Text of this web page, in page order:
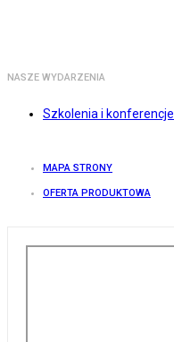
NASZE WYDARZENIA
Szkolenia i konferencje
MAPA STRONY
OFERTA PRODUKTOWA